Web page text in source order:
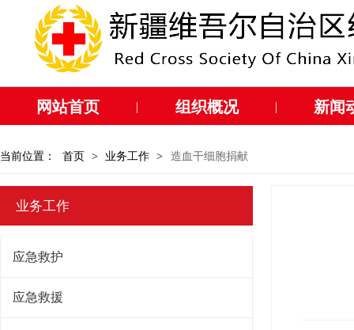
网站首页 | 组织概况 | 新闻
当前位置： 首页 > 业务工作 > 造血干细胞捐献
业务工作
应急救护
应急救援